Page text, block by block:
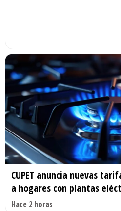
CUPET anuncia nuevas
a hogares con plantas
Hace 2 horas